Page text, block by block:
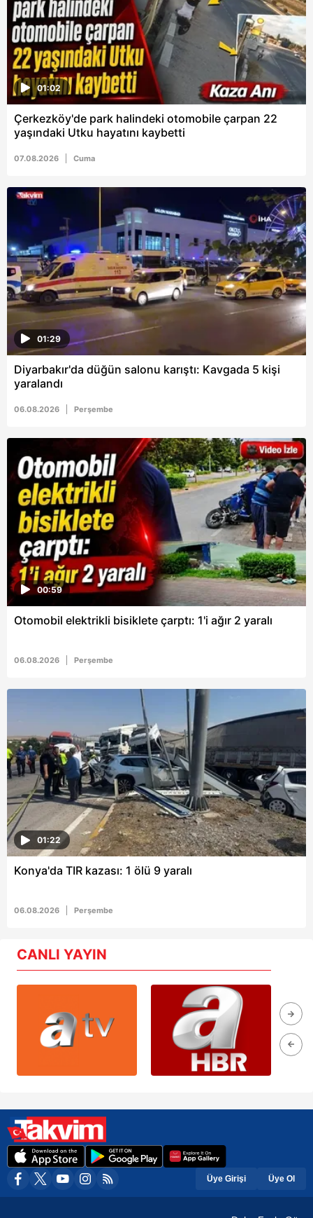
01:02
Çerkezköy'de park halindeki otomobile çarpan 22
yaşındaki Utku hayatını kaybetti
07.08.2026 Cuma
01:29
Diyarbakır'da düğün salonu karıştı: Kavgada 5 kişi
yaralandı
06.08.2026 Perşembe
00:59
Otomobil elektrikli bisiklete çarptı: 1'i ağır 2 yaralı
06.08.2026 Perşembe
01:22
Konya'da TIR kazası: 1 ölü 9 yaralı
06.08.2026 Perşembe
CANLI YAYIN
Üye Girişi Üye Ol